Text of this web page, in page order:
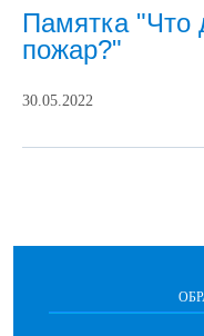
Памятка "Что
пожар?"
30.05.2022